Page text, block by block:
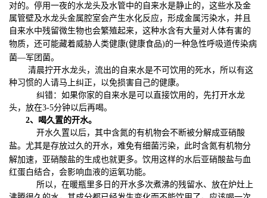
对的。停用一夜的水龙头及水管中的自来水是静止的，这些水及金
属管壁及水龙头金属腔室会产生水化反应，形成金属污染水，并且
自来水中残留微生物也会繁殖起来，这种水含有大量对人体有害的
物质，还可能藏着威胁人类健康(健康食品)的一种急性呼吸道传染病
菌—军团菌。
清晨拧开水龙头，流出的自来水是不可饮用的死水，所以有这
种习惯的人请马上纠正，以免损害自己的健康。
纠错：如果你家的自来水是可以直接饮用的，先打开水龙
头，放在3-5分钟以后再喝。
2、喝久置的开水。
开水久置以后，其中含氮的有机物会不断被分解成亚硝酸
盐。尤其是存放过久的开水，难免有细菌污染，此时含氮有机物分
解加速，亚硝酸盐的生成也就更多。饮用这样的水后亚硝酸盐与血
红蛋白结合，会影响血液的运氧功能。
所以，在暖瓶里多日的开水多次煮沸的残留水、放在炉灶上